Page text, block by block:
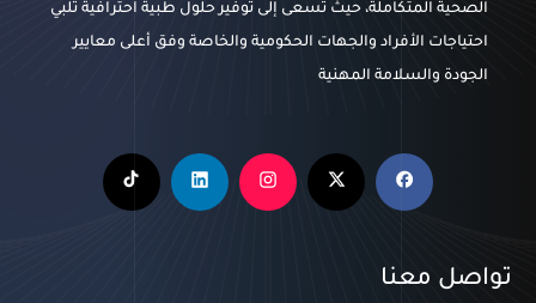
الصحية المتكاملة، حيث تسعى إلى توفير حلول طبية احترافية تلبي
احتياجات الأفراد والجهات الحكومية والخاصة وفق أعلى معايير
الجودة والسلامة المهنية
تواصل معنا